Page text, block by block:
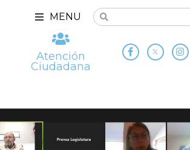
MENU
Atención
Ciudadana